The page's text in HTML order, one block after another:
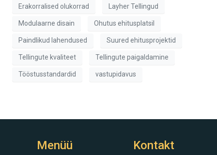
Erakorralised olukorrad Layher Tellingud
Modulaarne disain Ohutus ehitusplatsil
Paindlikud lahendused Suured ehitusprojektid
Tellingute kvaliteet Tellingute paigaldamine
Tööstusstandardid vastupidavus
Menüü Kontakt